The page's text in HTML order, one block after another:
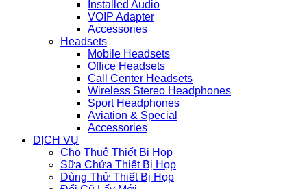
Installed Audio
VOIP Adapter
Accessories
Headsets
Mobile Headsets
Office Headsets
Call Center Headsets
Wireless Stereo Headphones
Sport Headphones
Aviation & Special
Accessories
DỊCH VỤ
Cho Thuê Thiết Bị Họp
Sữa Chửa Thiết Bị Họp
Dùng Thử Thiết Bị Họp